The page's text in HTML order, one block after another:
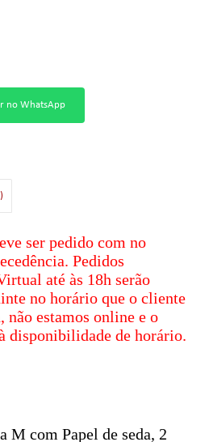
no WhatsApp
ser pedido com no
Pedidos
até às 18h serão
no horário que o cliente
não estamos online e o
disponibilidade de horário.
M com Papel de seda, 2